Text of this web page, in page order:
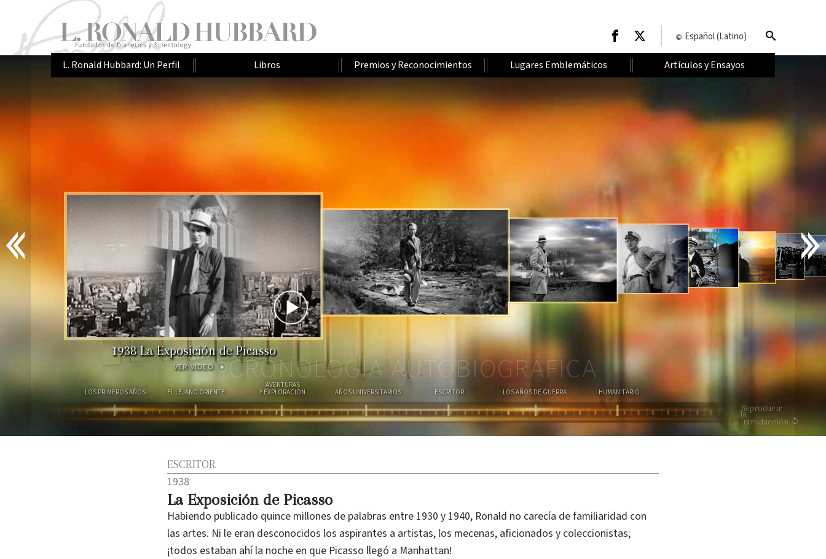
Español (Latino)
L. Ronald Hubbard: Un Perfil Libros Premios y Reconocimientos Lugares Emblemáticos Artículos y Ensayos
1938 La Exposición de Picasso
VER VIDEO
MIRA EL VIDEO
C
C
I
Ó
N
T
A
R
I
O
Ñ
G
U
E
R
R
A
O
R
E
R
S
I
D
A
D
T
U
R
E
R
O
E
J
A
N
O
O
R
I
E
N
T
E
P
R
I
M
E
R
O
S
A
Ñ
O
S
CRONOLOGÍA AUTOBIOGRÁFICA
LOS PRIMEROS AÑOS EL LEJANO ORIENTE
AVENTURAS
Y EXPLORACIÓN
AÑOS UNIVERSITARIOS ESCRITOR LOS AÑOS DE GUERRA
HUMANITARIO
Reproducir
la
Introducción
ESCRITOR
1938
La Exposición de Picasso
Habiendo publicado quince millones de palabras entre 1930 y 1940, Ronald no carecía de familiaridad con
las artes. Ni le eran desconocidos los aspirantes a artistas, los mecenas, aficionados y coleccionistas;
¡todos estaban ahí la noche en que Picasso llegó a Manhattan!